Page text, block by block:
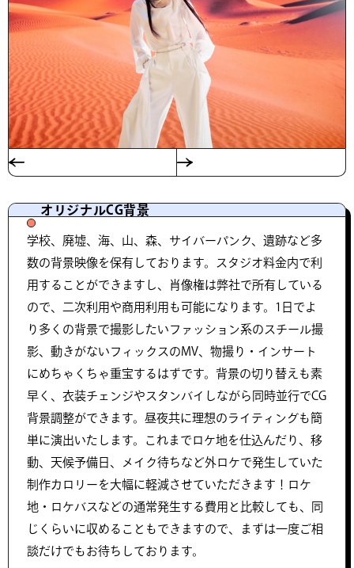
オリジナルCG背景
学校、廃墟、海、山、森、サイバーパンク、遺跡など多
数の背景映像を保有しております。スタジオ料金内で利
用することができますし、肖像権は弊社で所有している
ので、二次利用や商用利用も可能になります。1日でよ
り多くの背景で撮影したいファッション系のスチール撮
影、動きがないフィックスのMV、物撮り・インサート
にめちゃくちゃ重宝するはずです。背景の切り替えも素
早く、衣装チェンジやスタンバイしながら同時並行でCG
背景調整ができます。昼夜共に理想のライティングも簡
単に演出いたします。これまでロケ地を仕込んだり、移
動、天候予備日、メイク待ちなど外ロケで発生していた
制作カロリーを大幅に軽減させていただきます！ロケ
地・ロケバスなどの通常発生する費用と比較しても、同
じくらいに収めることもできますので、まずは一度ご相
談だけでもお待ちしております。